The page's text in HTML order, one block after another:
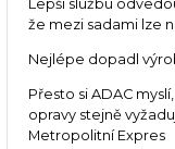
Lepší službu
že mezi sadami lze
Nejlépe dopadl
Přesto si ADAC
opravy stejně
Metropolitní Expres